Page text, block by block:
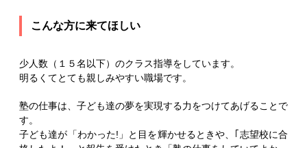
こんな方に来てほしい
少人数（１５名以下）のクラス指導をしています。
明るくてとても親しみやすい職場です。
塾の仕事は、子ども達の夢を実現する力をつけてあげることで
す。
子ども達が「わかった!」と目を輝かせるときや、｢志望校に合